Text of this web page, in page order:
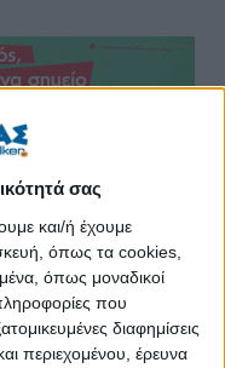
σας
και/ή έχουμε
όπως τα cookies,
όπως μοναδικοί
που
διαφημίσεις
περιεχομένου, έρευνα
16:32:02
παράσταση